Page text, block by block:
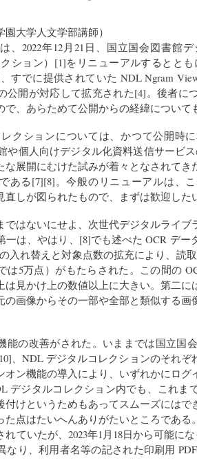
園大学人文学部講師）
、2022年12月21日、国立国会図書館
ション）[1]をリニューアルするととも
すでに提供されていた NDL Ngram
公開が対応して拡充された[4]。後者に
で、あらためて公開からの経緯について
クションについては、かつて公開時
や個人向けデジタル化資料送信サービ
な展開にむけた試みが着々となされて
ある[7][8]。今般のリニューアルは、
直しが図られたもので、まずは歓迎した
ではないにせよ、次世代デジタルライ
一は、やはり、[8]でも述べた OCR デ
入れ替えと対象点数の拡充により、読
は5万点）がもたらされた。この間の
は見かけ上の数値以上に大きい。第二
の画像からその一部や全部と類似する
能の改善がされた。いままでは国立国
、NDL デジタルコレクションのそれぞ
オン機能の導入により、いずれかにロ
デジタルコレクション内でも、これま
付けというためもあってスムーズには
た点はたいへんありがたいところである
れていたが、2023年1月18日から可能に
なり、利用者名等の記された印刷用